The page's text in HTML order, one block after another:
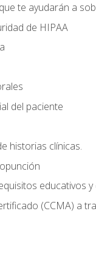
te ayudarán a
de HIPAA
del paciente
historias clínicas.
educativos
(CCMA) a